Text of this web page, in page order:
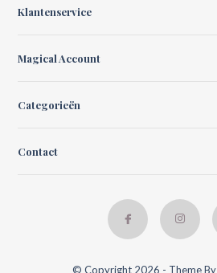
Klantenservice
Magical Account
Categorieën
Contact
© Copyright 2026 - Theme By